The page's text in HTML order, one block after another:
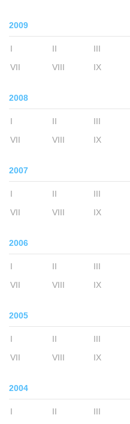
2009
I II III
VII
VIII IX
2008
I II III
VII
VIII IX
2007
I II III
VII
VIII IX
2006
I II III
VII
VIII IX
2005
I II III
VII
VIII IX
2004
I II III